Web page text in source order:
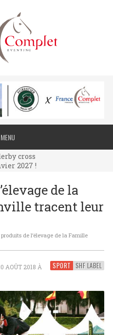
cross
2027 !
cross
2027 !
2027 !
de la
tracent leur
produits de l’élevage de la Famille
SPORT SHF LABEL
AOÛT 2018 À